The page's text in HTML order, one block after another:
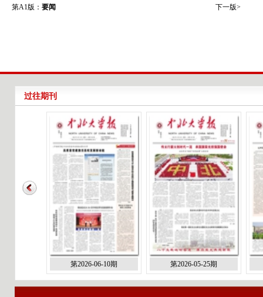
第A1版： 要闻 下一版>
过往期刊
第2026-06-10期 第2026-05-25期